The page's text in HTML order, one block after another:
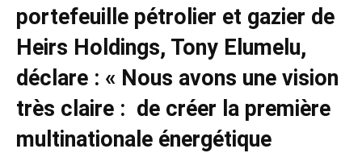
portefeuille pétrolier et gazier de
Heirs Holdings, Tony Elumelu,
déclare : « Nous avons une vision
très claire : de créer la première
multinationale énergétique